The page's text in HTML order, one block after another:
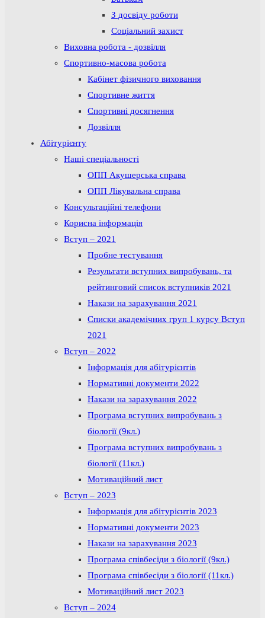
З досвіду роботи
Соціальний захист
Виховна робота - дозвілля
Спортивно-масова робота
Кабінет фізичного виховання
Спортивне життя
Спортивні досягнення
Дозвілля
Абітурієнту
Наші спеціальності
ОПП Акушерська справа
ОПП Лікувальна справа
Консультаційні телефони
Корисна інформація
Вступ – 2021
Пробне тестування
Результати вступних випробувань, та
рейтинговий список вступників 2021
Накази на зарахування 2021
Списки академічних груп 1 курсу Вступ
2021
Вступ – 2022
Інформація для абітурієнтів
Нормативні документи 2022
Накази на зарахування 2022
Програма вступних випробувань з
біології (9кл.)
Програма вступних випробувань з
біології (11кл.)
Мотиваційний лист
Вступ – 2023
Інформація для абітурієнтів 2023
Нормативні документи 2023
Накази на зарахування 2023
Програма співбесіди з біології (9кл.)
Програма співбесіди з біології (11кл.)
Мотиваційний лист 2023
Вступ – 2024